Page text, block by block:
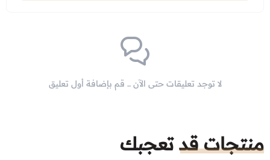
لا توجد تعليقات حتى الآن .. قم بإضافة أول تعليق
منتجات قد تعجبك